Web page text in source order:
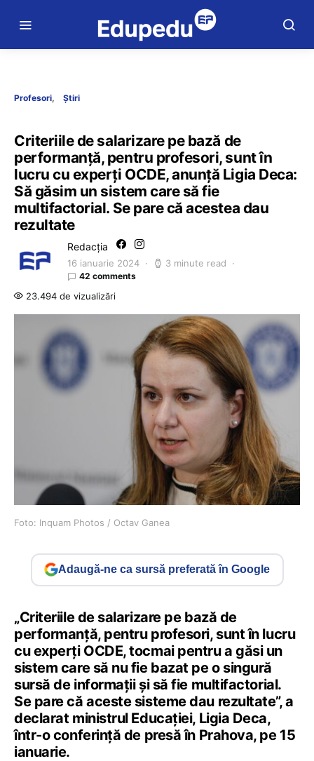
Profesori Știri
Criteriile de salarizare pe bază de
performanță, pentru profesori, sunt în
lucru cu experți OCDE, anunță Ligia Deca:
Să găsim un sistem care să fie
multifactorial. Se pare că acestea dau
rezultate
Redacția
16 ianuarie 2024 3 minute read
42 comments
23.494 de vizualizări
Foto: Inquam Photos / Octav Ganea
Adaugă-ne ca sursă preferată în Google
„Criteriile de salarizare pe bază de
performanță, pentru profesori, sunt în lucru
cu experți OCDE, tocmai pentru a găsi un
sistem care să nu fie bazat pe o singură
sursă de informații și să fie multifactorial.
Se pare că aceste sisteme dau rezultate”, a
declarat ministrul Educației, Ligia Deca,
într-o conferință de presă în Prahova, pe 15
ianuarie.